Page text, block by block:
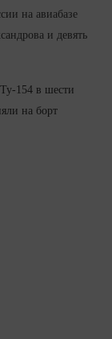
на авиабазе
и девять
154 в шести
на борт